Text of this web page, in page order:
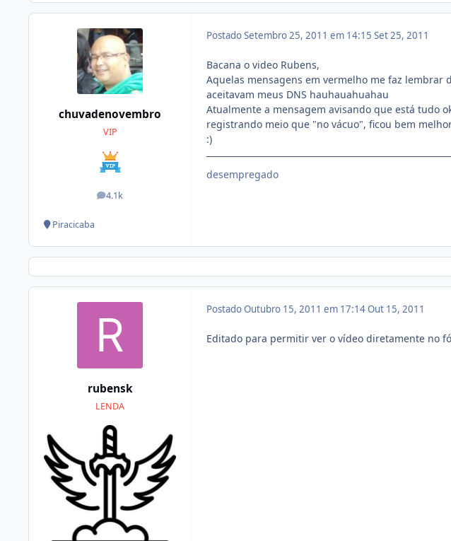
chuvadenovembro
VIP
4.1k
posts
Piracicaba
PostadoSetembro 25, 2011 em 14:15 Set 25, 2011
Bacana o video Rubens,
Aquelas mensagens em vermelho me faz lembrar
aceitavam meus DNS hauhauahuahau
Atualmente a mensagem avisando que está tudo
registrando meio que "no vácuo", ficou bem
:)
desempregado
rubensk
LENDA
PostadoOutubro 15, 2011 em 17:14Out 15, 2011
Editado para permitir ver o vídeo diretamente no